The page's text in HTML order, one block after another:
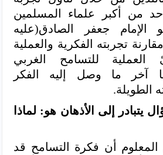
من أكبر علماء المسلمين
الإمام جعفر الصادق(عليه
تجربته الفكرية والعملية
العملية للتسامح الغربي
آخر ما وصل إليه الفكر
الطويلة.
إلى الأذهان هو: لماذا
أن فكرة التسامح قد